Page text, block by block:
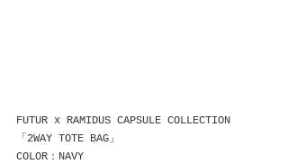
FUTUR x RAMIDUS CAPSULE COLLECTION
「2WAY TOTE BAG」
COLOR：NAVY